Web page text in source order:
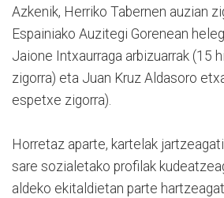
Azkenik, Herriko Tabernen auzian
Espainiako Auzitegi Gorenean
Jaione Intxaurraga arbizuarrak (15
zigorra) eta Juan Kruz Aldasoro
espetxe zigorra).
Horretaz aparte, kartelak
sare sozialetako profilak
aldeko ekitaldietan parte